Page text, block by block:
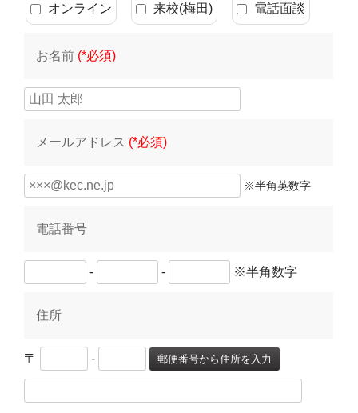
オンライン 来校(梅田) 電話面談
お名前 (*必須)
メールアドレス (*必須)
※半角英数字
電話番号
- - ※半角数字
住所
〒 - 郵便番号から住所を入力